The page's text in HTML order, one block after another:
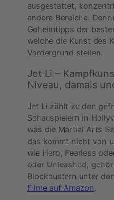
ausgestattet,
andere Bereiche.
Geheimtipps der
welche die Kunst des
Vordergrund stellen.
Jet Li –
Niveau, damals
Jet Li zählt zu den
Schauspielern in
was die Martial Arts
das kommt nicht von
wie Hero, Fearless
oder Unleashed,
Blockbustern unter
Filme auf Amazon.